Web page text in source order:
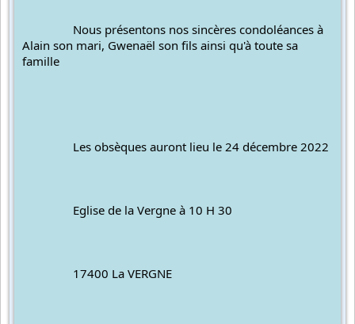
Alain son mari, Gwenaël son fils ainsi qu'à toute sa
famille
		Les
obsèques auront lieu le 24 décembre 2022
		Eglise de la Vergne à 10 H 30
		17400 La VERGNE